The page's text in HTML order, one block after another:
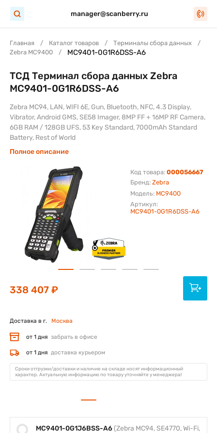
manager@scanberry.ru
Главная Каталог товаров
Терминалы сбора данных
Zebra MC9400
MC9401-0G1R6DSS-A6
Бренд: Zebra
Модель: MC9400
Код товара: 000056667
Артикул:
MC9401-0G1R6DSS-A6
ТСД Терминал сбора данных Zebra
MC9401-0G1R6DSS-A6
Zebra MC94, LAN, WIFI 6E, Gun, Bluetooth, NFC, 4.3 Display,
Vibrator, Android GMS, SE58 Imager, 8MP FF + 16MP RF Camera,
6GB RAM / 128GB UFS, 53 Key Standard, 7000mAh Standard
Battery, Rest of World
Полное описание
MC9401-0G1J6BSS-A6 (Zebra MC94, SE4770, Wi-Fi,
338 407 ₽
Доставка в г. Москва
от 1 дня забрать в офисе
от 1 дня доставка курьером
Сроки отгрузки/доставки и наличие на складе носят информационный
характер. Актуальную информацию по товару уточняйте у менеджера!